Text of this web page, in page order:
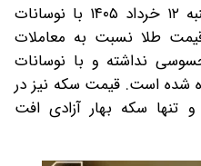
قیمت طلا و سکه امروز سه شنبه ۱۲ خرداد ۱۴۰۵ با نوسانات
طلا نسبت به معاملات
نداشته و با نوسانات
شده است. قیمت سکه نیز در
تنها سکه بهار آزادی افت